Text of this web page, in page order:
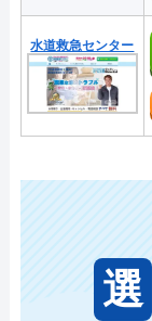
水道救急センター
選